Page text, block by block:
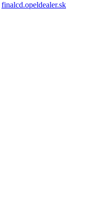
finalcd.opeldealer.sk